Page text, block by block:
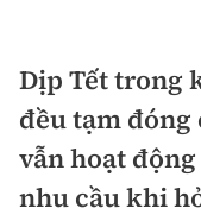
Hạ tầng phương
Góc nhìn
Tâm điểm
Xe du lịch
Xe chuyên dụng
Xe máy
Đánh giá xe
Đánh giá xe mới
So sánh
Lái mới
Dịp Tết trong
đều tạm
vẫn hoạt
nhu cầu khi